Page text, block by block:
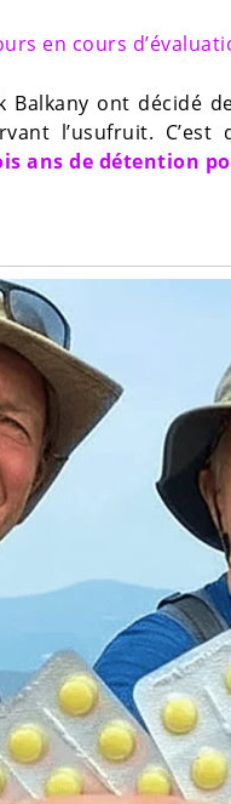
en cours
Balkany ont décidé
l’usufruit.
ans de détention